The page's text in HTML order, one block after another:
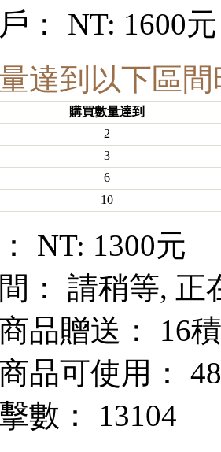
： NT: 1600元
達到以下區
購買數量達到
2
3
6
10
NT: 1300元
： 請稍等, 正
品贈送： 16
品可使用：
數： 13104